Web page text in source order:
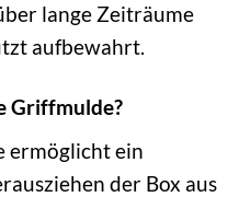
lange Zeiträume
aufbewahrt.
Griffmulde?
ermöglicht ein
der Box aus